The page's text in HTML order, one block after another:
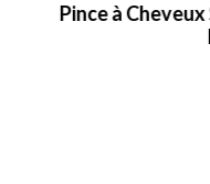
Pince à Cheveux